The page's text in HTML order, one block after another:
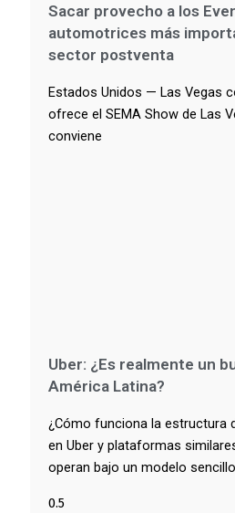
Sacar provecho a los
automotrices más
sector postventa
Estados Unidos — Las Vegas
ofrece el SEMA Show de Las
conviene
Uber: ¿Es realmente un
América Latina?
¿Cómo funciona la estructura
en Uber y plataformas
operan bajo un modelo